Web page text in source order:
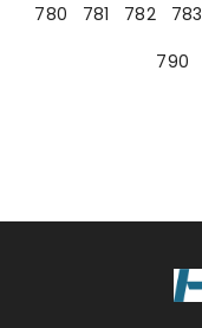
780
781 782 783
790